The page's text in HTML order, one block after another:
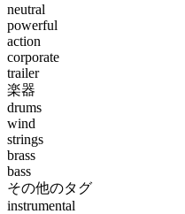
neutral
powerful
action
corporate
trailer
楽器
drums
wind
strings
brass
bass
その他のタグ
instrumental